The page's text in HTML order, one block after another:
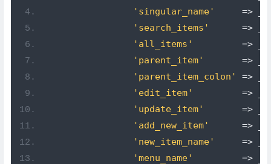
'singular_name'
=> _x
'search_items'
=> __
'all_items'
=> __
'parent_item'
=> __
'parent_item_colon'
=> __
'edit_item'
=> __
'update_item'
=> __
'add_new_item'
=> __
'new_item_name'
=> __
'menu_name'
=> __